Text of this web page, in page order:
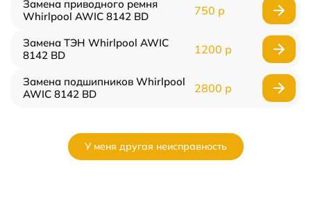
Замена приводного ремня
Whirlpool AWIC 8142 BD
750 р
Замена ТЭН Whirlpool AWIC
8142 BD
1200 р
Замена подшипников Whirlpool
AWIC 8142 BD
2800 р
У меня другая неисправность